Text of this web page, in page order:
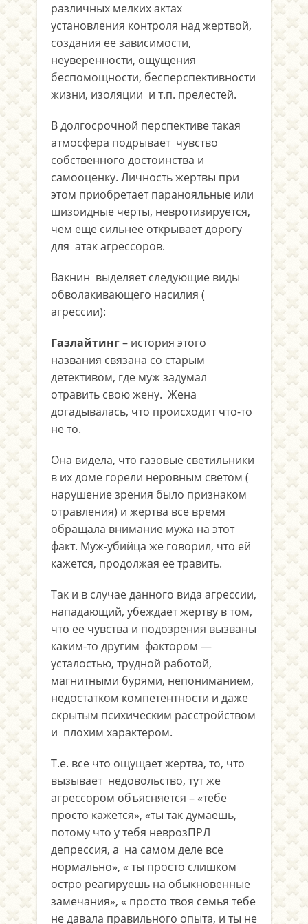
различных мелких актах
установления контроля над жертвой,
создания ее зависимости,
неуверенности, ощущения
беспомощности, бесперспективности
жизни, изоляции и т.п. прелестей.
В долгосрочной перспективе такая
атмосфера подрывает чувство
собственного достоинства и
самооценку. Личность жертвы при
этом приобретает паранояльные или
шизоидные черты, невротизируется,
чем еще сильнее открывает дорогу
для атак агрессоров.
Вакнин выделяет следующие виды
обволакивающего насилия (
агрессии):
Газлайтинг– история этого
названия связана со старым
детективом, где муж задумал
отравить свою жену. Жена
догадывалась, что происходит что-то
не то.
Она видела, что газовые светильники
в их доме горели неровным светом (
нарушение зрения было признаком
отравления) и жертва все время
обращала внимание мужа на этот
факт. Муж-убийца же говорил, что ей
кажется, продолжая ее травить.
Так и в случае данного вида агрессии,
нападающий, убеждает жертву в том,
что ее чувства и подозрения вызваны
каким-то другим фактором —
усталостью, трудной работой,
магнитными бурями, непониманием,
недостатком компетентности и даже
скрытым психическим расстройством
и плохим характером.
Т.е. все что ощущает жертва, то, что
вызывает недовольство, тут же
агрессором объясняется – «тебе
просто кажется», «ты так думаешь,
потому что у тебя неврозПРЛ
депрессия, а на самом деле все
нормально», « ты просто слишком
остро реагируешь на обыкновенные
замечания», « просто твоя семья тебе
не давала правильного опыта, и ты не